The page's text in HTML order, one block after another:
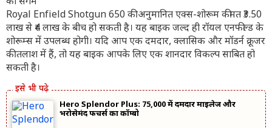
Royal Enfield Shotgun 650 की अनुमानित एक्स-शोरूम कीमत ₹3.50
लाख से ₹4 लाख के बीच हो सकती है। यह बाइक जल्द ही रॉयल एनफील्ड के
शोरूम्स में उपलब्ध होगी। यदि आप एक दमदार, क्लासिक और मॉडर्न क्रूजर
की तलाश में हैं, तो यह बाइक आपके लिए एक शानदार विकल्प साबित हो
सकती है।
Hero Splendor Plus: 75,000 में दमदार माइलेज और
भरोसेमंद फीचर्स का कॉम्बो